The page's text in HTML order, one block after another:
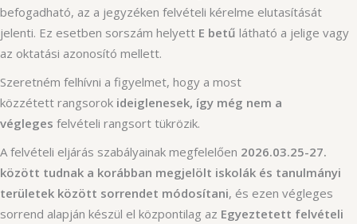
befogadható, az a jegyzéken felvételi kérelme elutasítását
jelenti. Ez esetben sorszám helyett E betű látható a jelige vagy
az oktatási azonosító mellett.
Szeretném felhívni a figyelmet, hogy a most
közzétett rangsorok ideiglenesek, így még nem a
végleges felvételi rangsort tükrözik.
A felvételi eljárás szabályainak megfelelően 2026.03.25-27.
között tudnak a korábban megjelölt iskolák és tanulmányi
területek között sorrendet módosítani, és ezen végleges
sorrend alapján készül el központilag az Egyeztetett felvételi